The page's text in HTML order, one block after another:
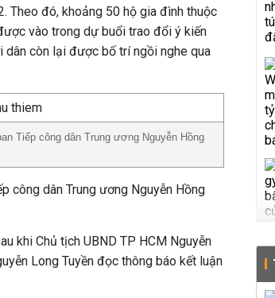
Theo đó, khoảng 50 hộ gia đình thuộc
vào trong dự buổi trao đổi ý kiến
dân còn lại được bố trí ngồi nghe qua
Tiếp công dân Trung ương Nguyễn Hồng
công dân Trung ương Nguyễn Hồng
khi Chủ tịch UBND TP HCM Nguyễn
Long Tuyền đọc thông báo kết luận